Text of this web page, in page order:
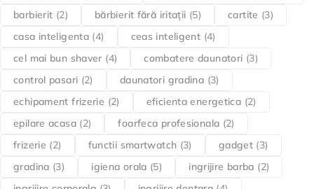
barbierit (2) bărbierit fără iritații (5) cartite (3)
casa inteligenta (4) ceas inteligent (4)
cel mai bun shaver (4) combatere daunatori (3)
control pasari (2) daunatori gradina (3)
echipament frizerie (2) eficienta energetica (2)
epilare acasa(2) foarfeca profesionala (2)
frizerie (2) functii smartwatch (3) gadget (3)
gradina (3) igiena orala (5) ingrijire barba (2)